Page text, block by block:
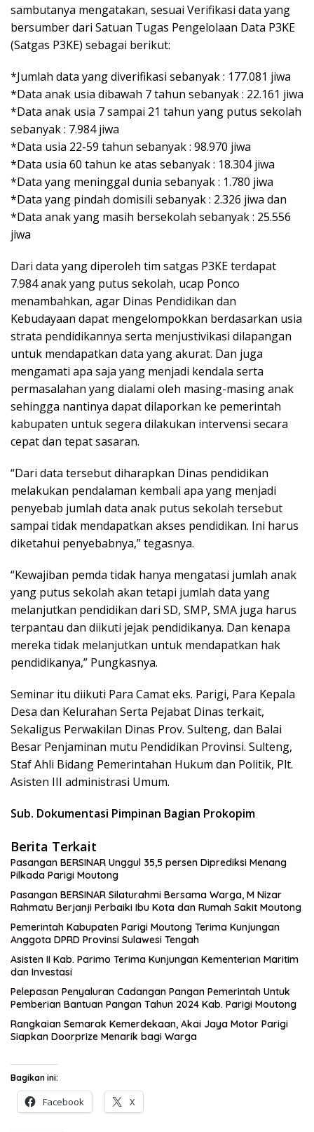
sambutanya mengatakan, sesuai Verifikasi data yang
bersumber dari Satuan Tugas Pengelolaan Data P3KE
(Satgas P3KE) sebagai berikut:
*Jumlah data yang diverifikasi sebanyak : 177.081 jiwa
*Data anak usia dibawah 7 tahun sebanyak : 22.161 jiwa
*Data anak usia 7 sampai 21 tahun yang putus sekolah
sebanyak : 7.984 jiwa
*Data usia 22-59 tahun sebanyak : 98.970 jiwa
*Data usia 60 tahun ke atas sebanyak : 18.304 jiwa
*Data yang meninggal dunia sebanyak : 1.780 jiwa
*Data yang pindah domisili sebanyak : 2.326 jiwa dan
*Data anak yang masih bersekolah sebanyak : 25.556
jiwa
Dari data yang diperoleh tim satgas P3KE terdapat
7.984 anak yang putus sekolah, ucap Ponco
menambahkan, agar Dinas Pendidikan dan
Kebudayaan dapat mengelompokkan berdasarkan usia
strata pendidikannya serta menjustivikasi dilapangan
untuk mendapatkan data yang akurat. Dan juga
mengamati apa saja yang menjadi kendala serta
permasalahan yang dialami oleh masing-masing anak
sehingga nantinya dapat dilaporkan ke pemerintah
kabupaten untuk segera dilakukan intervensi secara
cepat dan tepat sasaran.
“Dari data tersebut diharapkan Dinas pendidikan
melakukan pendalaman kembali apa yang menjadi
penyebab jumlah data anak putus sekolah tersebut
sampai tidak mendapatkan akses pendidikan. Ini harus
diketahui penyebabnya,” tegasnya.
“Kewajiban pemda tidak hanya mengatasi jumlah anak
yang putus sekolah akan tetapi jumlah data yang
melanjutkan pendidikan dari SD, SMP, SMA juga harus
terpantau dan diikuti jejak pendidikanya. Dan kenapa
mereka tidak melanjutkan untuk mendapatkan hak
pendidikanya,” Pungkasnya.
Seminar itu diikuti Para Camat eks. Parigi, Para Kepala
Desa dan Kelurahan Serta Pejabat Dinas terkait,
Sekaligus Perwakilan Dinas Prov. Sulteng, dan Balai
Besar Penjaminan mutu Pendidikan Provinsi. Sulteng,
Staf Ahli Bidang Pemerintahan Hukum dan Politik, Plt.
Asisten III administrasi Umum.
Sub. Dokumentasi Pimpinan Bagian Prokopim
Berita Terkait
Pasangan BERSINAR Unggul 35,5 persen Diprediksi Menang
Pilkada Parigi Moutong
Pasangan BERSINAR Silaturahmi Bersama Warga, M Nizar
Rahmatu Berjanji Perbaiki Ibu Kota dan Rumah Sakit Moutong
Pemerintah Kabupaten Parigi Moutong Terima Kunjungan
Anggota DPRD Provinsi Sulawesi Tengah
Asisten II Kab. Parimo Terima Kunjungan Kementerian Maritim
dan Investasi
Pelepasan Penyaluran Cadangan Pangan Pemerintah Untuk
Pemberian Bantuan Pangan Tahun 2024 Kab. Parigi Moutong
Rangkaian Semarak Kemerdekaan, Akai Jaya Motor Parigi
Siapkan Doorprize Menarik bagi Warga
Bagikan ini:
Facebook X